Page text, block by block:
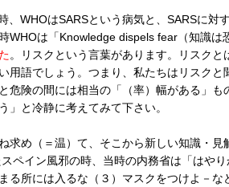
、WHOはSARSという病気と、SARSに対
WHOは「Knowledge dispels fear（知識は
。リスクという言葉があります。リスク
用語でしょう。つまり、私たちはリスク
危険の間には相当の「（率）幅がある」
」と冷静に考えてみて下さい。
求め（＝温）て、そこから新しい知識・見
ペイン風邪の時、当時の内務省は「はや
る所には入るな（３）マスクをつけよ－な